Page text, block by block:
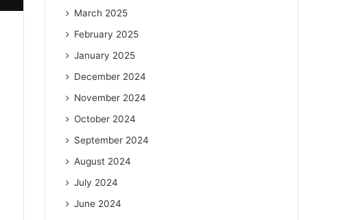
March 2025
February 2025
January 2025
December 2024
November 2024
October 2024
September 2024
August 2024
July 2024
June 2024